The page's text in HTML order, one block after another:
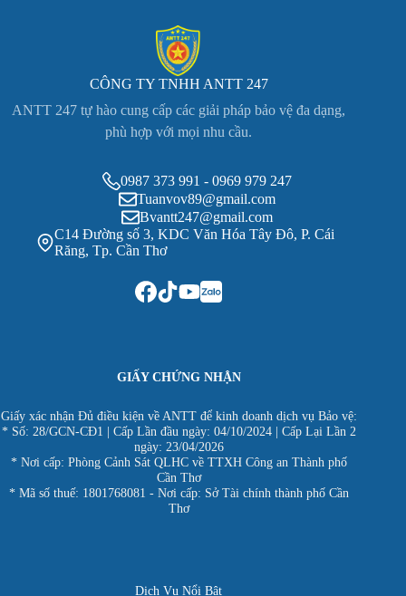
CÔNG TY TNHH ANTT 247
ANTT 247 tự hào cung cấp các giải pháp bảo vệ đa dạng,
phù hợp với mọi nhu cầu.
0987 373 991 - 0969 979 247
Tuanvov89@gmail.com
Bvantt247@gmail.com
C14 Đường số 3, KDC Văn Hóa Tây Đô, P. Cái
Răng, Tp. Cần Thơ
GIẤY CHỨNG NHẬN
Giấy xác nhận Đủ điều kiện về ANTT để kinh doanh dịch vụ Bảo vệ:
* Số: 28/GCN-CĐ1 | Cấp Lần đầu ngày: 04/10/2024 | Cấp Lại Lần 2
ngày: 23/04/2026
* Nơi cấp: Phòng Cảnh Sát QLHC về TTXH Công an Thành phố
Cần Thơ
* Mã số thuế: 1801768081 - Nơi cấp: Sở Tài chính thành phố Cần
Thơ
Dịch Vụ Nổi Bật